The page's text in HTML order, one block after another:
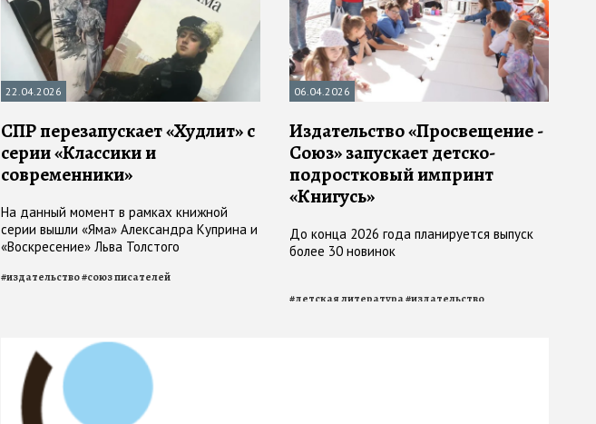
22.04.2026
СПР перезапускает «Худлит» с
серии «Классики и
современники»
На данный момент в рамках книжной
серии вышли «Яма» Александра Куприна и
«Воскресение» Льва Толстого
#издательство#союз писателей
06.04.2026
Издательство «Просвещение -
Союз» запускает детско-
подростковый импринт
«Книгусь»
До конца 2026 года планируется выпуск
более 30 новинок
#детская литература#издательство